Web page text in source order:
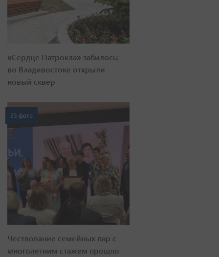
«Сердце Патрокла» забилось:
во Владивостоке открыли
новый сквер
23 фото
Чествование семейных пар с
многолетним стажем прошло